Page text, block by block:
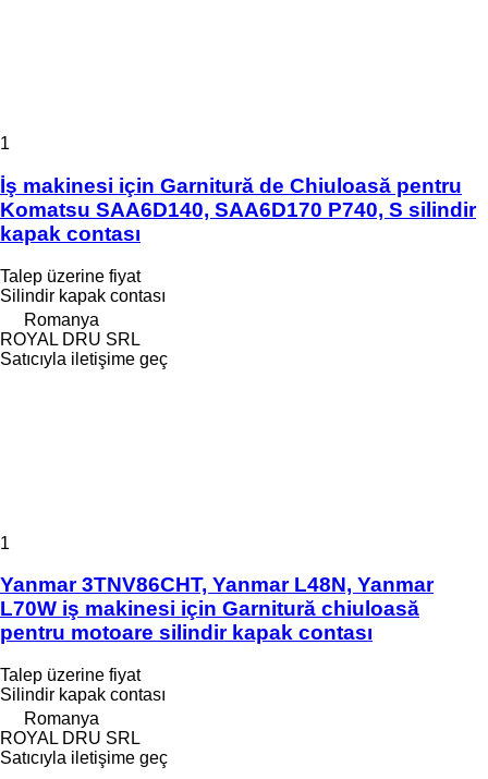
1
İş makinesi için Garnitură de Chiuloasă pentru
Komatsu SAA6D140, SAA6D170 P740, S silindir
kapak contası
Talep üzerine fiyat
Silindir kapak contası
Romanya
ROYAL DRU SRL
Satıcıyla iletişime geç
1
Yanmar 3TNV86CHT, Yanmar L48N, Yanmar
L70W iş makinesi için Garnitură chiuloasă
pentru motoare silindir kapak contası
Talep üzerine fiyat
Silindir kapak contası
Romanya
ROYAL DRU SRL
Satıcıyla iletişime geç